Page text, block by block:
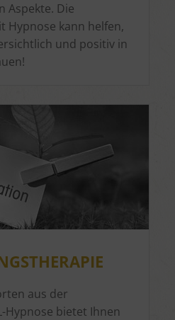
Aspekte. Die
Hypnose kann helfen,
und positiv in
aus der
Hypnose bietet Ihnen